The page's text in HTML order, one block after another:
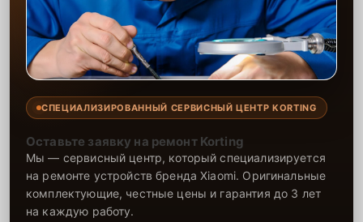
СПЕЦИАЛИЗИРОВАННЫЙ СЕРВИСНЫЙ ЦЕНТР KORTING
Оставьте заявку на ремонт Korting
Мы — сервисный центр, который специализируется
на ремонте устройств бренда Xiaomi. Оригинальные
комплектующие, честные цены и гарантия до 3 лет
на каждую работу.